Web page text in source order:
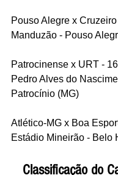
Pouso Alegre x
Manduzão - Pouso
Patrocinense x URT -
Pedro Alves do
Patrocínio (MG)
Atlético-MG x Boa
Estádio Mineirão - Belo
Classificação do